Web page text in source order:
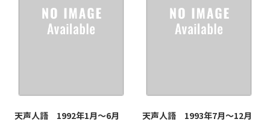
天声人語 1992年1月～6月 天声人語 1993年7月～12月